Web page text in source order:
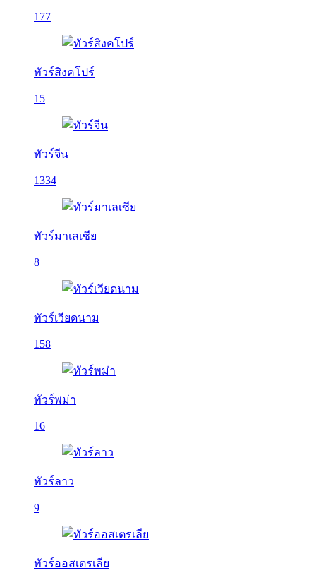
177
ทัวร์สิงคโปร์
15
ทัวร์จีน
1334
ทัวร์มาเลเซีย
8
ทัวร์เวียดนาม
158
ทัวร์พม่า
16
ทัวร์ลาว
9
ทัวร์ออสเตรเลีย